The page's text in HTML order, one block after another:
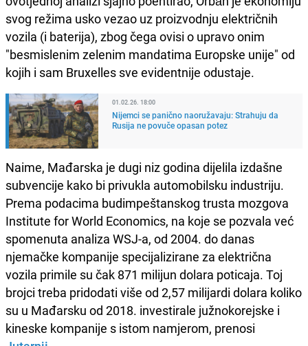
svog režima usko vezao uz proizvodnju električnih
vozila (i baterija), zbog čega ovisi o upravo onim
"besmislenim zelenim mandatima Europske unije" od
kojih i sam Bruxelles sve evidentnije odustaje.
01.02.26. 18:00
Nijemci se panično naoružavaju: Strahuju da
Rusija ne povuče opasan potez
Naime, Mađarska je dugi niz godina dijelila izdašne
subvencije kako bi privukla automobilsku industriju.
Prema podacima budimpeštanskog trusta mozgova
Institute for World Economics, na koje se pozvala već
spomenuta analiza WSJ-a, od 2004. do danas
njemačke kompanije specijalizirane za električna
vozila primile su čak 871 milijun dolara poticaja. Toj
brojci treba pridodati više od 2,57 milijardi dolara koliko
su u Mađarsku od 2018. investirale južnokorejske i
kineske kompanije s istom namjerom, prenosi